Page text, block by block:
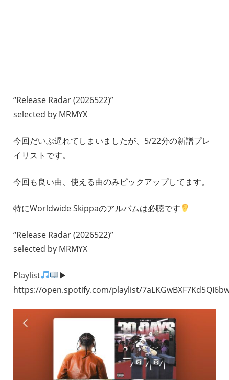
“Release Radar (2026522)”
selected by MRMYX
今回だいぶ遅れてしまいましたが、5/22分の新譜プレ
イリストです。
今回も良い曲、使える曲のみピックアップしてます。
特にWorldwide Skippaのアルバムは必聴です
“Release Radar (2026522)”
selected by MRMYX
Playlist
▶︎
https://open.spotify.com/playlist/